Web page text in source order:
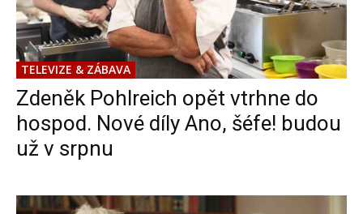
TELEVIZE & ZÁBAVA
Zdeněk Pohlreich opět vtrhne do
hospod. Nové díly Ano, šéfe! budou
už v srpnu